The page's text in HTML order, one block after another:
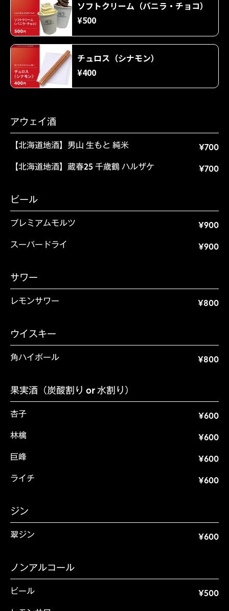
ソフトクリーム（バニラ・チョコ）
¥500
チュロス（シナモン）
¥400
アウェイ酒
【北海道地酒】男山 生もと 純米
¥700
【北海道地酒】蔵春25 千歳鶴 ハルザケ
¥700
ビール
プレミアムモルツ
¥900
スーパードライ
¥900
サワー
レモンサワー ¥800
ウイスキー
角ハイボール ¥800
果実酒（炭酸割り or 水割り）
杏子
¥600
林檎
¥600
巨峰
¥600
ライチ
¥600
ジン
翠ジン ¥600
ノンアルコール
ビール
¥500